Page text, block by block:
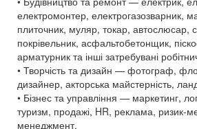
електромонтер, електрогазозварник,
плиточник, муляр, токар, автослюсар,
покрівельник, асфальтобетонщик,
арматурник та інші затребувані
• Творчість та дизайн — фотограф,
дизайнер, акторська майстерність,
• Бізнес та управління — маркетинг,
туризм, продажі, HR, реклама, ризик-
менеджмент.